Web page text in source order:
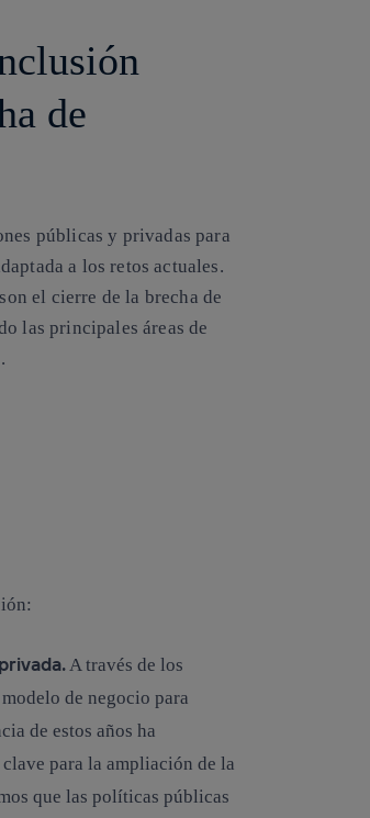
de
públicas y privadas para
a los retos actuales.
el cierre de la brecha de
las principales áreas de
A través de los
de negocio para
de estos años ha
para la ampliación de la
que las políticas públicas